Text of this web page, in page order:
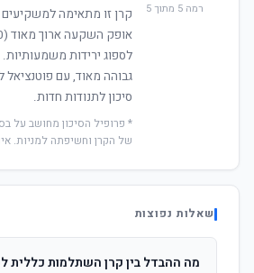
רמה 5 מתוך 5
קרן זו מתאימה
לספוג ירידות
גבוהה מאוד, עם פוטנציאל
סיכון לתנודות חדות.
* פרופיל הסיכון מחושב על
של הקרן וחשיפתה למניות.
שאלות נפוצות
מה ההבדל בין קרן השתלמות כללית